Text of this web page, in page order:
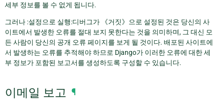
세부 정보를 볼 수 없게 됩니다.
그러나 :설정으로 실행:디버그가 《거짓》으로 설정된 것은 당신의 사
이트에서 발생한 오류를 절대 보지 못한다는 것을 의미하며, 그 대신 모
든 사람이 당신의 공개 오류 페이지를 보게 될 것이다. 배포된 사이트에
서 발생하는 오류를 추적해야 하므로 Django가 이러한 오류에 대한 세
부 정보가 포함된 보고서를 생성하도록 구성할 수 있습니다.
이메일 보고 ¶